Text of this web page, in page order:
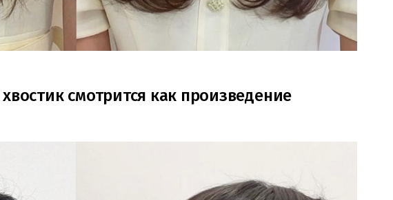
смотрится как произведение